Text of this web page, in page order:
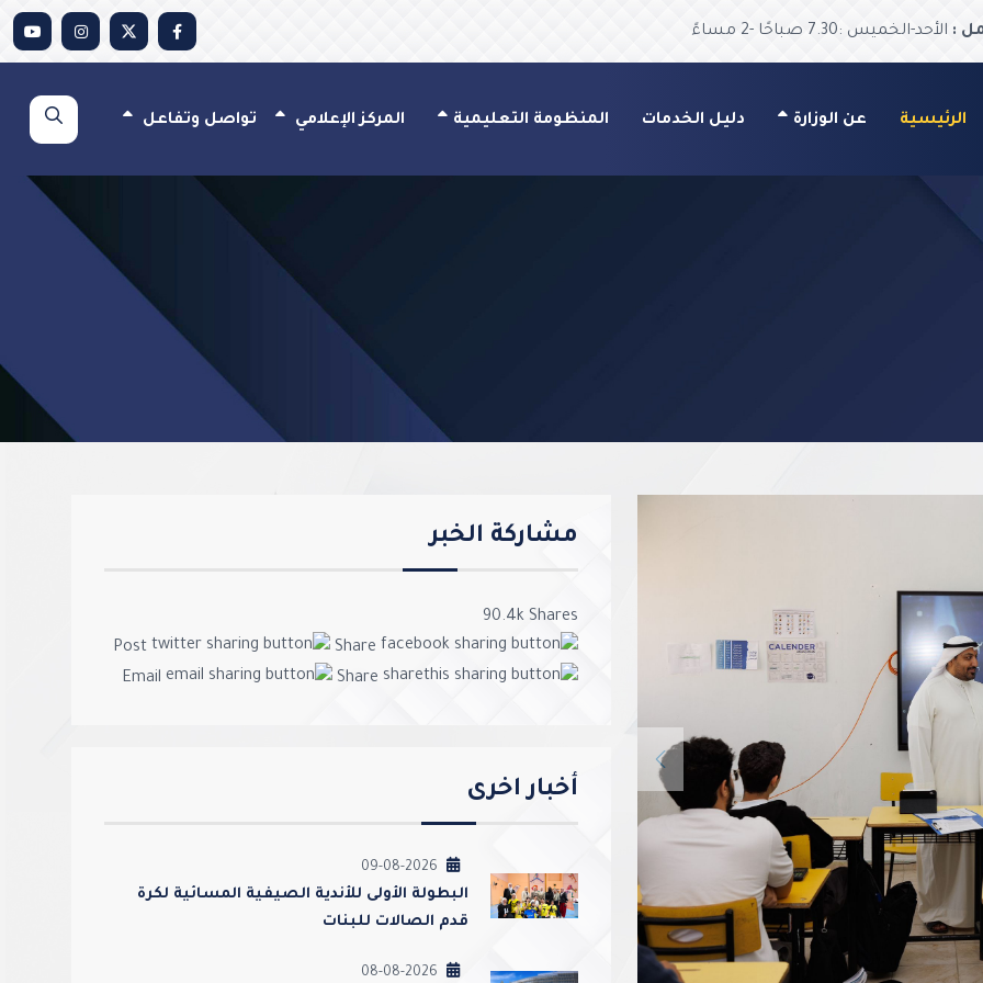
: الأحد-الخميس :7.30 صباحًا -2 مساءً
الرئيسية عن الوزارة دليل الخدمات المنظومة التعليمية المركز الإعلامي تواصل وتفاعل
Previous
مشاركة الخبر
90.4k Shares
Share
Post
Share
Email
أخبار اخرى
09-08-2026
‏البطولة الأولى للأندية الصيفية المسائية لكرة
قدم الصالات للبنات
08-08-2026